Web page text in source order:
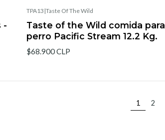
-
TPA13 |Taste Of The Wild
Taste of the Wild comida para
perro Pacific Stream 12.2 Kg.
$68.900 CLP
1 2